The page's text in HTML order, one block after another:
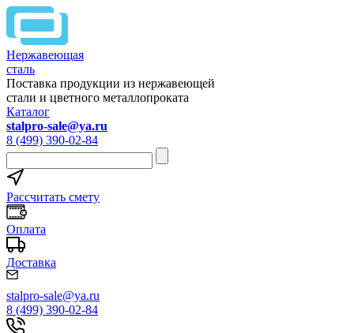
Нержавеющая
сталь
Поставка продукции из нержавеющей
стали и цветного металлопроката
Каталог
stalpro-sale@ya.ru
8 (499) 390-02-84
Рассчитать смету
Оплата
Доставка
stalpro-sale@ya.ru
8 (499) 390-02-84